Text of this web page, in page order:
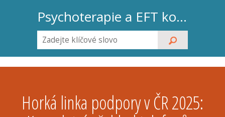
Psychoterapie a EFT koučink
Horká linka podpory v ČR 2025: